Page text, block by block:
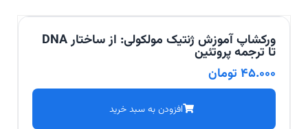
ورکشاپ آموزش ژنتیک مولکولی: از ساختار DNA
تا ترجمه پروتئین
45.000 تومان
افزودن به سبد خرید